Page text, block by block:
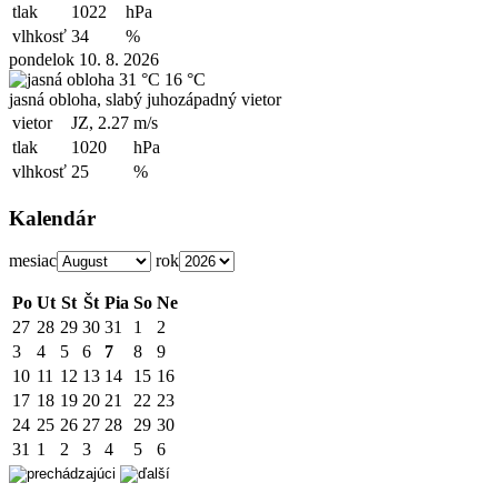
tlak
1022
hPa
vlhkosť 34
%
pondelok 10. 8. 2026
31 °C 16 °C
jasná obloha, slabý juhozápadný vietor
vietor
JZ, 2.27 m/s
tlak
1020
hPa
vlhkosť 25 %
Kalendár
mesiac rok
Po Ut St Št Pia So Ne
27 28 29 30 31 1
2
3
4 5 6 7 8
9
10 11 12 13 14 15 16
17 18 19 20 21 22 23
24 25 26 27 28 29 30
31 1 2 3 4 5 6